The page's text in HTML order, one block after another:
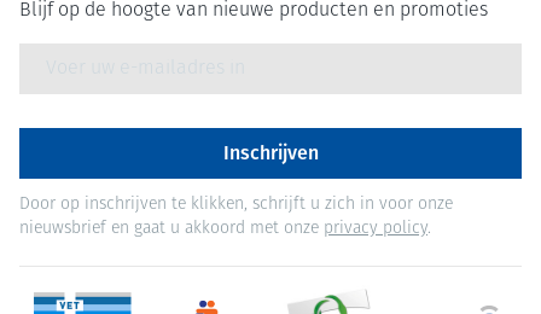
Blijf op de hoogte van nieuwe producten en promoties
Inschrijven
Door op inschrijven te klikken, schrijft u zich in voor onze
nieuwsbrief en gaat u akkoord met onze privacy policy.